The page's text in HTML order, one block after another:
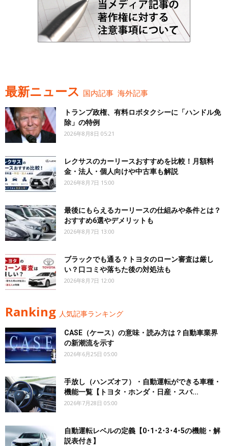
最新ニュース 国内記事 海外記事
トランプ政権、有料ロボタクシーに「ハンドル免
除」の特例
2026年8月8日 05:21
レクサスのカーリースおすすめを比較！月額料
金・法人・個人向けや中古車も解説
2026年8月7日 15:00
最後にもらえるカーリースの仕組みや条件とは？
おすすめ6選やデメリットも
2026年8月7日 13:00
ブラックでも通る？トヨタのローン審査は厳し
い？口コミや落ちた後の対処法も
2026年8月7日 12:00
Ranking 人気記事ランキング
CASE（ケース）の意味・読み方は？自動車業界
の新潮流を示す
2026年6月25日 05:00
手放し（ハンズオフ）・自動運転ができる車種・
機能一覧【トヨタ・ホンダ・日産・スバ...
2026年7月28日 05:00
自動運転レベルの定義【0･1･2･3･4･5の機能・解
説表付き】